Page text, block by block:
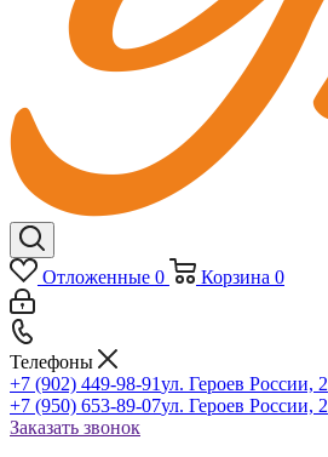
Отложенные 0 Корзина 0
Телефоны
+7 (902) 449-98-91ул. Героев России, 2
+7 (950) 653-89-07ул. Героев России, 2
Заказать звонок